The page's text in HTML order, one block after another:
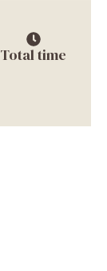
Total time